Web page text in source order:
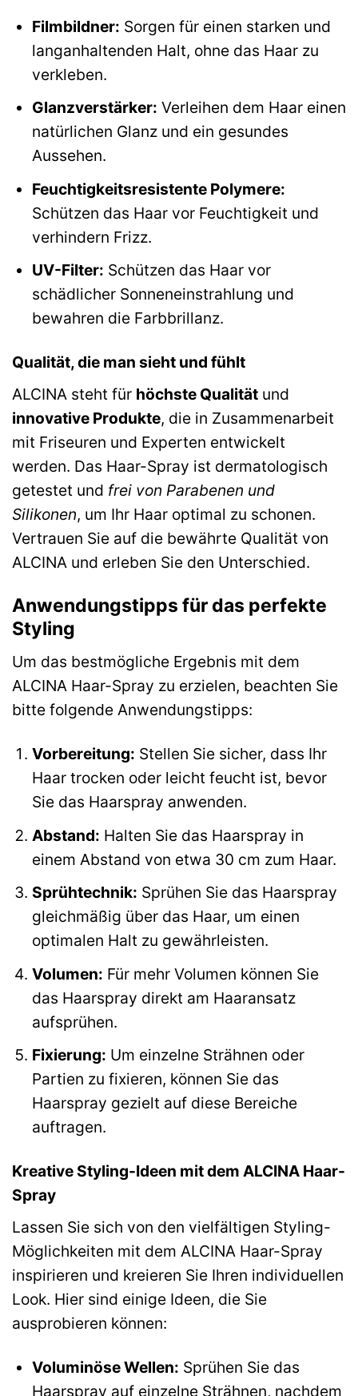
Filmbildner: Sorgen für einen starken und
langanhaltenden Halt, ohne das Haar zu
verkleben.
Glanzverstärker: Verleihen dem Haar einen
natürlichen Glanz und ein gesundes
Aussehen.
Feuchtigkeitsresistente Polymere:
Schützen das Haar vor Feuchtigkeit und
verhindern Frizz.
UV-Filter: Schützen das Haar vor
schädlicher Sonneneinstrahlung und
bewahren die Farbbrillanz.
Qualität, die man sieht und fühlt
ALCINA steht für höchste Qualität und
innovative Produkte, die in Zusammenarbeit
mit Friseuren und Experten entwickelt
werden. Das Haar-Spray ist dermatologisch
getestet und frei von Parabenen und
Silikonen, um Ihr Haar optimal zu schonen.
Vertrauen Sie auf die bewährte Qualität von
ALCINA und erleben Sie den Unterschied.
Anwendungstipps für das perfekte
Styling
Um das bestmögliche Ergebnis mit dem
ALCINA Haar-Spray zu erzielen, beachten Sie
bitte folgende Anwendungstipps:
Vorbereitung: Stellen Sie sicher, dass Ihr
Haar trocken oder leicht feucht ist, bevor
Sie das Haarspray anwenden.
Abstand: Halten Sie das Haarspray in
einem Abstand von etwa 30 cm zum Haar.
Sprühtechnik: Sprühen Sie das Haarspray
gleichmäßig über das Haar, um einen
optimalen Halt zu gewährleisten.
Volumen: Für mehr Volumen können Sie
das Haarspray direkt am Haaransatz
aufsprühen.
Fixierung: Um einzelne Strähnen oder
Partien zu fixieren, können Sie das
Haarspray gezielt auf diese Bereiche
auftragen.
Kreative Styling-Ideen mit dem ALCINA Haar-
Spray
Lassen Sie sich von den vielfältigen Styling-
Möglichkeiten mit dem ALCINA Haar-Spray
inspirieren und kreieren Sie Ihren individuellen
Look. Hier sind einige Ideen, die Sie
ausprobieren können:
Voluminöse Wellen: Sprühen Sie das
Haarspray auf einzelne Strähnen, nachdem